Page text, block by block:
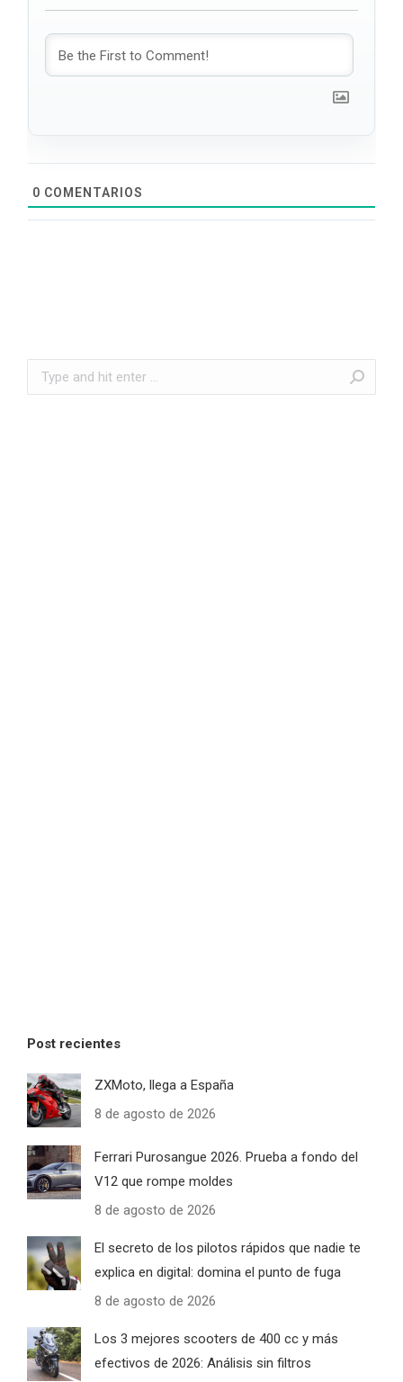
0 COMENTARIOS
Search:
Post recientes
ZXMoto, llega a España
8 de agosto de 2026
Ferrari Purosangue 2026. Prueba a fondo del
V12 que rompe moldes
8 de agosto de 2026
El secreto de los pilotos rápidos que nadie te
explica en digital: domina el punto de fuga
8 de agosto de 2026
Los 3 mejores scooters de 400 cc y más
efectivos de 2026: Análisis sin filtros